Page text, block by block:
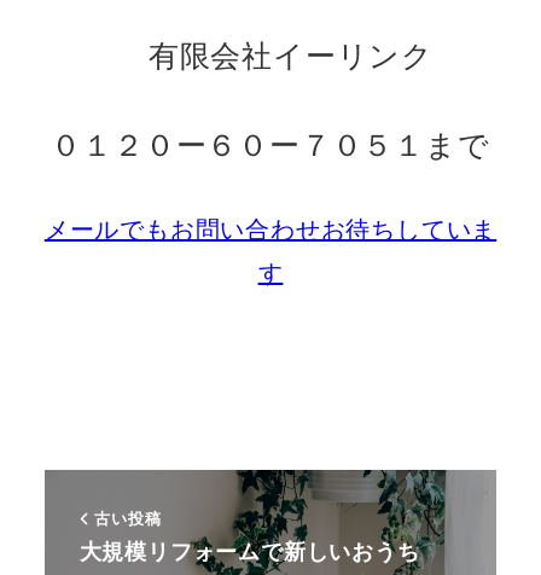
有限会社イーリンク
０１２０ー６０ー７０５１まで
メールでもお問い合わせお待ちしていま
す
古い投稿
大規模リフォームで新しいおうち